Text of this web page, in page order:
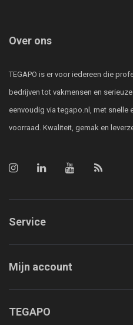
Over ons
TEGAPO is er voor iedereen die
bedrijven tot vakmensen en
eenvoudig via tegapo.nl, met snelle
voorraad. Kwaliteit, gemak en
Service
Mijn account
TEGAPO